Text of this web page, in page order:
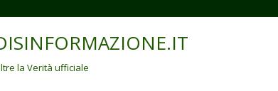
la Verità ufficiale